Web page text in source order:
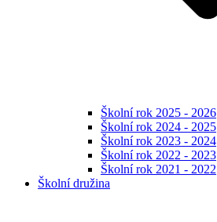
Školní rok 2025 - 2026
Školní rok 2024 - 2025
Školní rok 2023 - 2024
Školní rok 2022 - 2023
Školní rok 2021 - 2022
Školní družina